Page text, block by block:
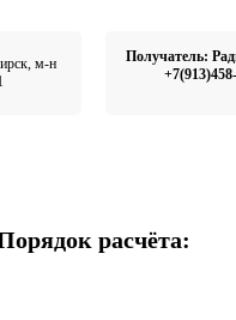
м-н
Получатель:
расчёта: